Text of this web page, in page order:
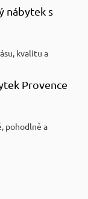
nábytek s
kvalitu a
Provence
pohodlně a